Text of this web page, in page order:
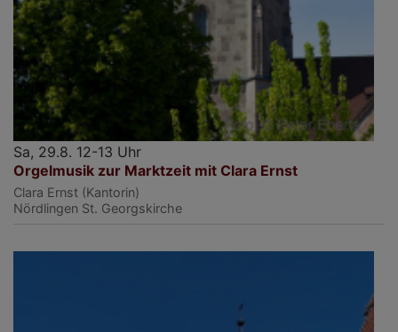
Sa, 29.8. 12-13 Uhr
Orgelmusik zur Marktzeit mit Clara Ernst
Clara Ernst (Kantorin)
Nördlingen St. Georgskirche